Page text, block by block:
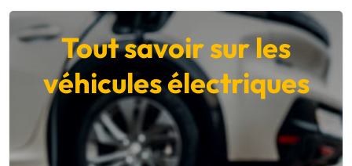
Tout savoir sur les
véhicules électriques